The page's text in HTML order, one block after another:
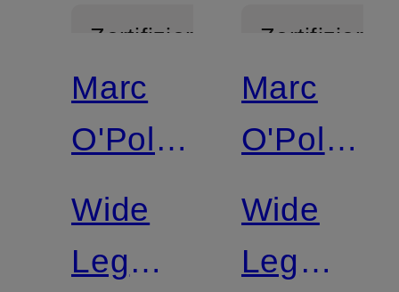
Zertifiziert
Marc
O'Polo
DENIM
Wide
Leg
Zertifiziert
Marc
O'Polo
DENIM
Wide
Leg